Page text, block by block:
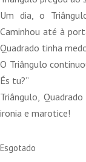
Um dia, o
Caminhou até à
Quadrado tinha
O Triângulo
És tu?”
Triângulo,
ironia e marotice!
Esgotado